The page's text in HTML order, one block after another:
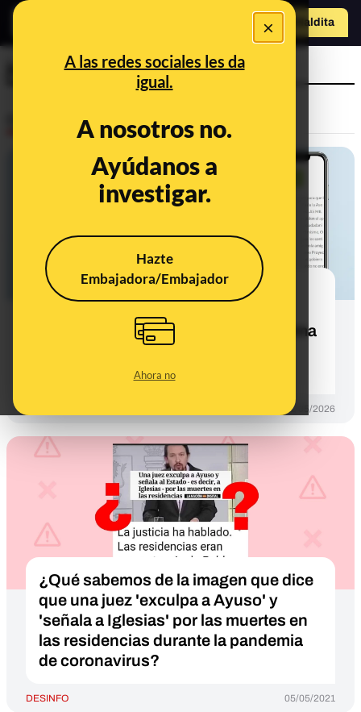
×
A las redes sociales les da
igual.
A nosotros no.
Ayúdanos a
investigar.
Hazte
Embajadora/Embajador
Ahora no
Hazte Maldita
CONTEXTO
Qué sabemos de la supuesta
"recogida de firmas" contra la reforma
de la ley judicial: no consta como
asociación profesional judicial
21/05/2026
¿Qué sabemos de la imagen que dice
que una juez 'exculpa a Ayuso' y
'señala a Iglesias' por las muertes en
las residencias durante la pandemia
de coronavirus?
DESINFO 05/05/2021